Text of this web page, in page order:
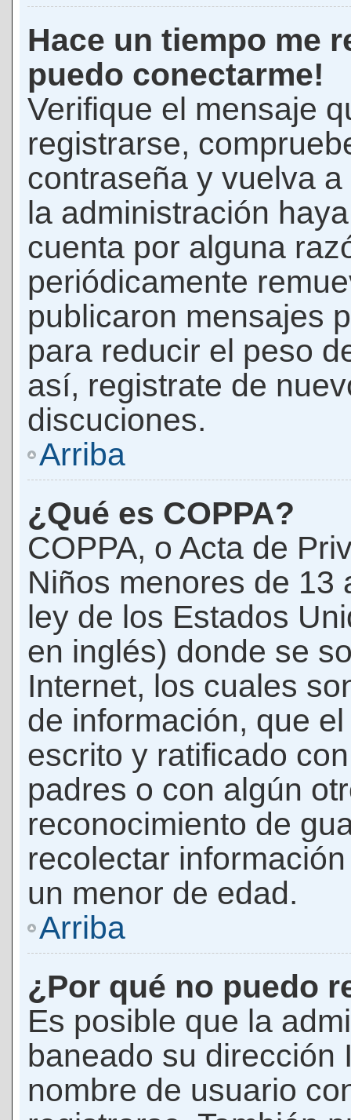
Hace un tiempo me
puedo conectarme!
Verifique el mensaje
registrarse,
contraseña y vuelva
la administración
cuenta por alguna
periódicamente
publicaron mensajes
para reducir el peso
así, registrate de
discuciones.
Arriba
¿Qué es COPPA?
COPPA, o Acta de
Niños menores de 13
ley de los Estados
en inglés) donde se
Internet, los cuales
de información, que
escrito y ratificado
padres o con algún
reconocimiento de
recolectar
un menor de edad.
Arriba
¿Por qué no puedo
Es posible que la
baneado su dirección
nombre de usuario